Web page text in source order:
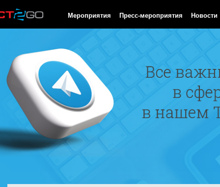
Мероприятия Пресс-мероприятия Новости